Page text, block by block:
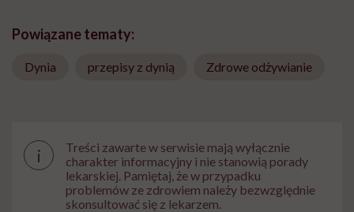
Powiązane tematy:
Dynia przepisy z dynią Zdrowe odżywianie
i
Treści zawarte w serwisie mają wyłącznie
charakter informacyjny i nie stanowią porady
lekarskiej. Pamiętaj, że w przypadku
problemów ze zdrowiem należy bezwzględnie
skonsultować się z lekarzem.